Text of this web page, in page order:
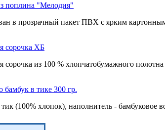
поплина "Мелодия"
в прозрачный пакет ПВХ с ярким
сорочка ХБ
сорочка из 100 % хлопчатобумажного
бамбук в тике 300 гр.
(100% хлопок), наполнитель - бамбуковое